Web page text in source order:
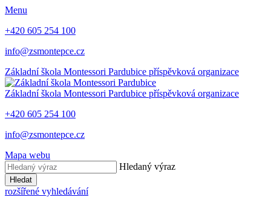
Menu
+420 605 254 100
info@zsmontepce.cz
Základní škola Montessori Pardubice příspěvková organizace
Základní škola Montessori Pardubice příspěvková organizace
+420 605 254 100
info@zsmontepce.cz
Mapa webu
Hledaný výraz
Hledat
rozšířené vyhledávání